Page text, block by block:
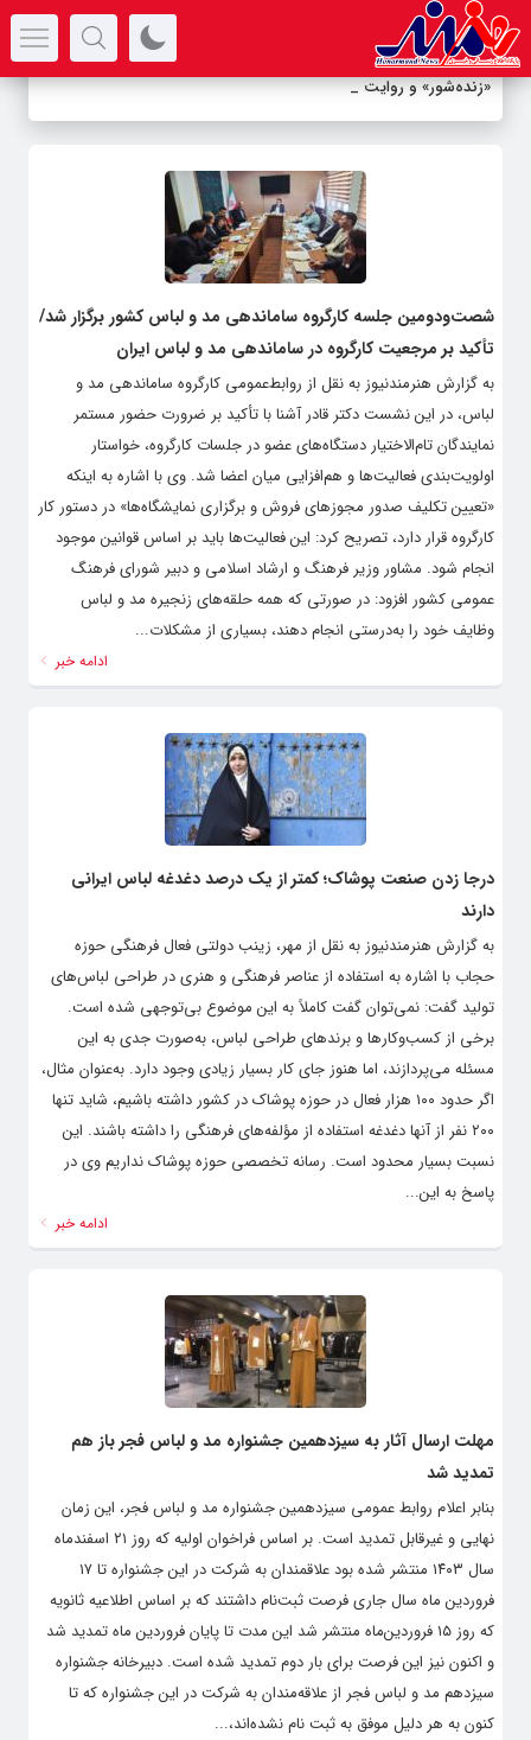
«زنده‌شور» و روایت نجات پنج اعدام_
شصت‌ودومین جلسه کارگروه ساماندهی مد و لباس کشور برگزار شد/
تأکید بر مرجعیت کارگروه در ساماندهی مد و لباس ایران
به گزارش هنرمندنیوز به نقل از روابط‌عمومی کارگروه ساماندهی مد و
لباس، در این نشست دکتر قادر آشنا با تأکید بر ضرورت حضور مستمر
نمایندگان تام‌الاختیار دستگاه‌های عضو در جلسات کارگروه، خواستار
اولویت‌بندی فعالیت‌ها و هم‌افزایی میان اعضا شد. وی با اشاره به اینکه
«تعیین تکلیف صدور مجوزهای فروش و برگزاری نمایشگاه‌ها» در دستور کار
کارگروه قرار دارد، تصریح کرد: این فعالیت‌ها باید بر اساس قوانین موجود
انجام شود. مشاور وزیر فرهنگ و ارشاد اسلامی و دبیر شورای فرهنگ
عمومی کشور افزود: در صورتی که همه حلقه‌های زنجیره مد و لباس
وظایف خود را به‌درستی انجام دهند، بسیاری از مشکلات...
ادامه خبر
درجا زدن صنعت پوشاک؛ کمتر از یک درصد دغدغه لباس ایرانی
دارند
به گزارش هنرمندنیوز به نقل از مهر، زینب دولتی فعال فرهنگی حوزه
حجاب با اشاره به استفاده از عناصر فرهنگی و هنری در طراحی لباس‌های
تولید گفت: نمی‌توان گفت کاملاً به این موضوع بی‌توجهی شده است.
برخی از کسب‌وکارها و برندهای طراحی لباس، به‌صورت جدی به این
مسئله می‌پردازند، اما هنوز جای کار بسیار زیادی وجود دارد. به‌عنوان مثال،
اگر حدود ۱۰۰ هزار فعال در حوزه پوشاک در کشور داشته باشیم، شاید تنها
۲۰۰ نفر از آنها دغدغه استفاده از مؤلفه‌های فرهنگی را داشته باشند. این
نسبت بسیار محدود است. رسانه تخصصی حوزه پوشاک نداریم وی در
پاسخ به این...
ادامه خبر
مهلت ارسال آثار به سیزدهمین جشنواره مد و لباس فجر باز هم
تمدید شد
بنابر اعلام روابط عمومی سیزدهمین جشنواره مد و لباس فجر، این زمان
نهایی و غیرقابل تمدید است. بر اساس فراخوان اولیه که روز ۲۱ اسفندماه
سال ۱۴۰۳ منتشر شده بود علاقمندان به شرکت در این جشنواره تا ۱۷
فروردین ماه سال جاری فرصت ثبت‌نام داشتند که بر اساس اطلاعیه ثانویه
که روز ۱۵ فروردین‌ماه منتشر شد این مدت تا پایان فروردین ماه تمدید شد
و اکنون نیز این فرصت برای بار دوم تمدید شده است. دبیرخانه جشنواره
سیزدهم مد و لباس فجر از علاقه‌مندان به شرکت در این جشنواره که تا
کنون به هر دلیل موفق به ثبت نام نشده‌اند،...